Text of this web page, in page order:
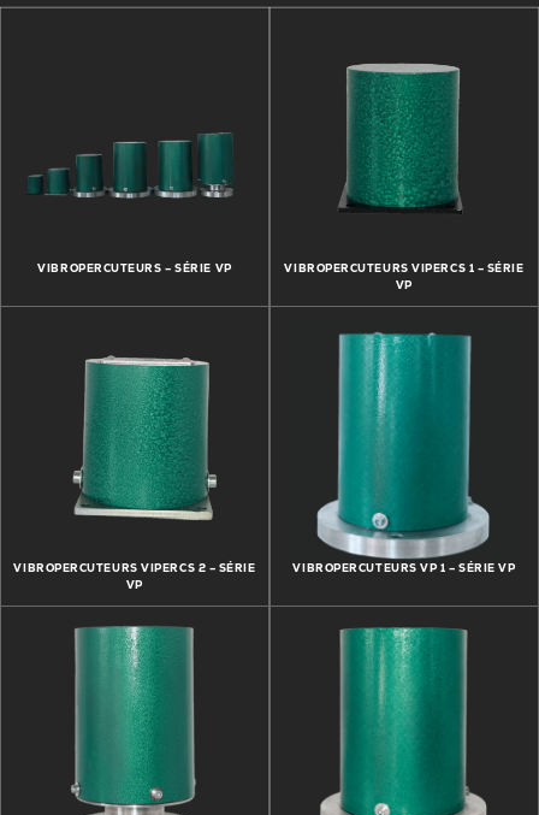
VIBROPERCUTEURS – SÉRIE VP
VIBROPERCUTEURS VIPERCS 1 – SÉRIE
VP
VIBROPERCUTEURS VIPERCS 2 – SÉRIE
VP
VIBROPERCUTEURS VP 1 – SÉRIE VP